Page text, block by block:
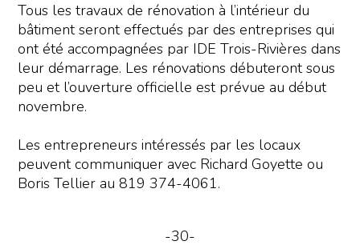
Tous les travaux de rénovation à l’intérieur du
bâtiment seront effectués par des entreprises qui
ont été accompagnées par IDE Trois-Rivières dans
leur démarrage. Les rénovations débuteront sous
peu et l’ouverture officielle est prévue au début
novembre.
Les entrepreneurs intéressés par les locaux
peuvent communiquer avec Richard Goyette ou
Boris Tellier au 819 374-4061.
-30-